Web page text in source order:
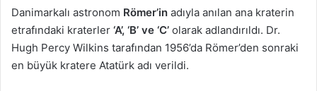
Danimarkalı astronom Römer’in adıyla anılan ana kraterin
etrafındaki kraterler ‘A’, ‘B’ ve ‘C’ olarak adlandırıldı. Dr.
Hugh Percy Wilkins tarafından 1956’da Römer’den sonraki
en büyük kratere Atatürk adı verildi.